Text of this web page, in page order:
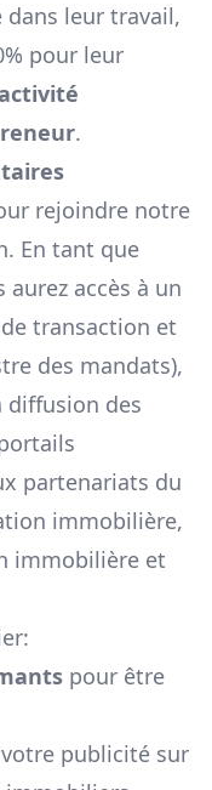
leur travail,
pour leur
.
rejoindre notre
. En tant que
accès à un
transaction et
des mandats),
diffusion des
partenariats du
immobilière,
immobilière et
pour être
publicité sur